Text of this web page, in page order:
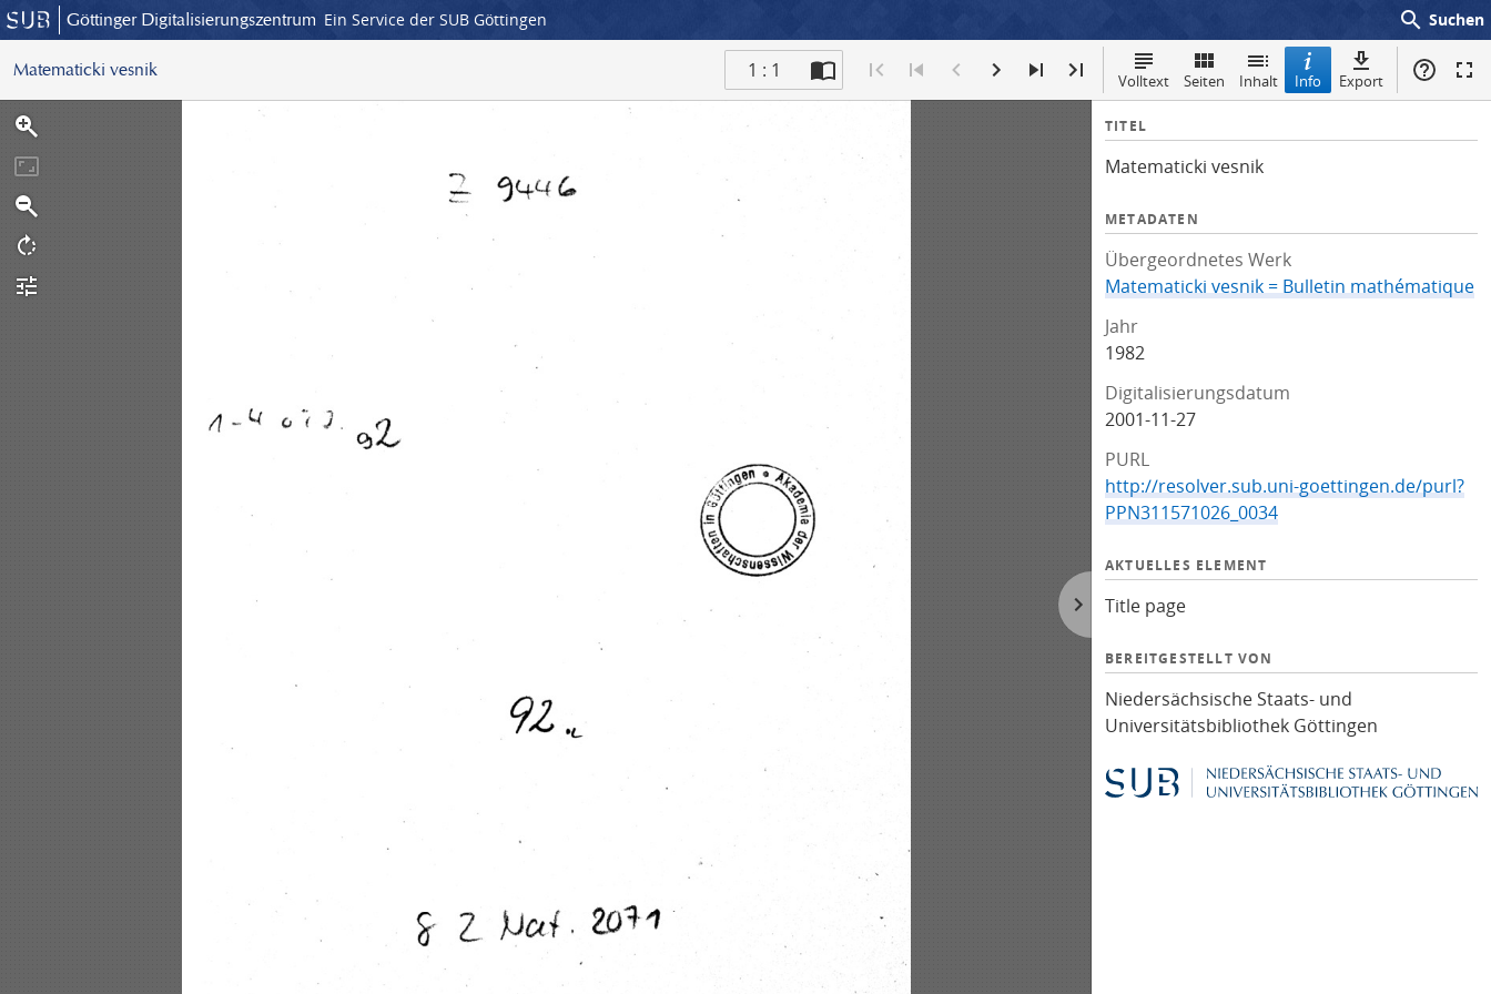
Göttinger Digitalisierungszentrum Ein Service der SUB Göttingen search Suchen
Matematicki vesnik 1 : 1 Volltext Seiten Inhalt Info Export
I
f
TITEL
Matematicki vesnik
METADATEN
Übergeordnetes Werk
Matematicki vesnik = Bulletin mathématique
Jahr
1982
Digitalisierungsdatum
2001-11-27
PURL
http://resolver.sub.uni-goettingen.de/purl?
PPN311571026_0034
AKTUELLES ELEMENT
Title page
BEREITGESTELLT VON
Niedersächsische Staats- und
Universitätsbibliothek Göttingen